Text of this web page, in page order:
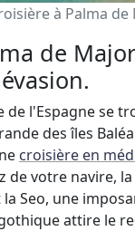
à Palma
de
de l'Espagne se
des îles
croisière en
de votre navire,
Seo, une
attire le